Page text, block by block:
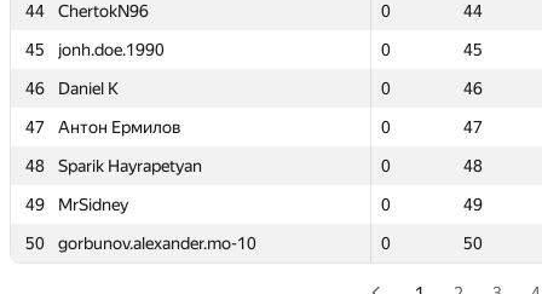
44
ChertokN96 0
44
45
jonh.doe.1990 0
45
46
Daniel K 0
46
47
Антон Ермилов 0
47
48
Sparik Hayrapetyan 0
48
49
MrSidney 0
49
50
gorbunov.alexander.mo-10 0 50
44
ChertokN96 0
44
45
jonh.doe.1990 0
45
46
Daniel K 0
46
47
Антон Ермилов 0
47
48
Sparik Hayrapetyan 0
48
49
MrSidney 0
49
50
gorbunov.alexander.mo-10 0 50